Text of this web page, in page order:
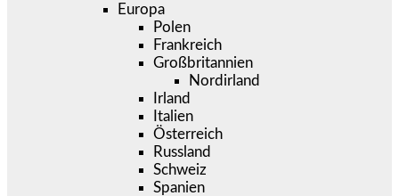
Europa
Polen
Frankreich
Großbritannien
Nordirland
Irland
Italien
Österreich
Russland
Schweiz
Spanien